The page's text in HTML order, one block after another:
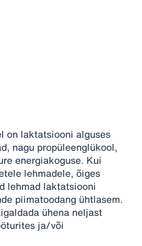
on laktatsiooni alguses
nagu propüleenglükool,
energiakoguse. Kui
lehmadele, õiges
lehmad laktatsiooni
piimatoodang ühtlasem.
ühena neljast
ja/või